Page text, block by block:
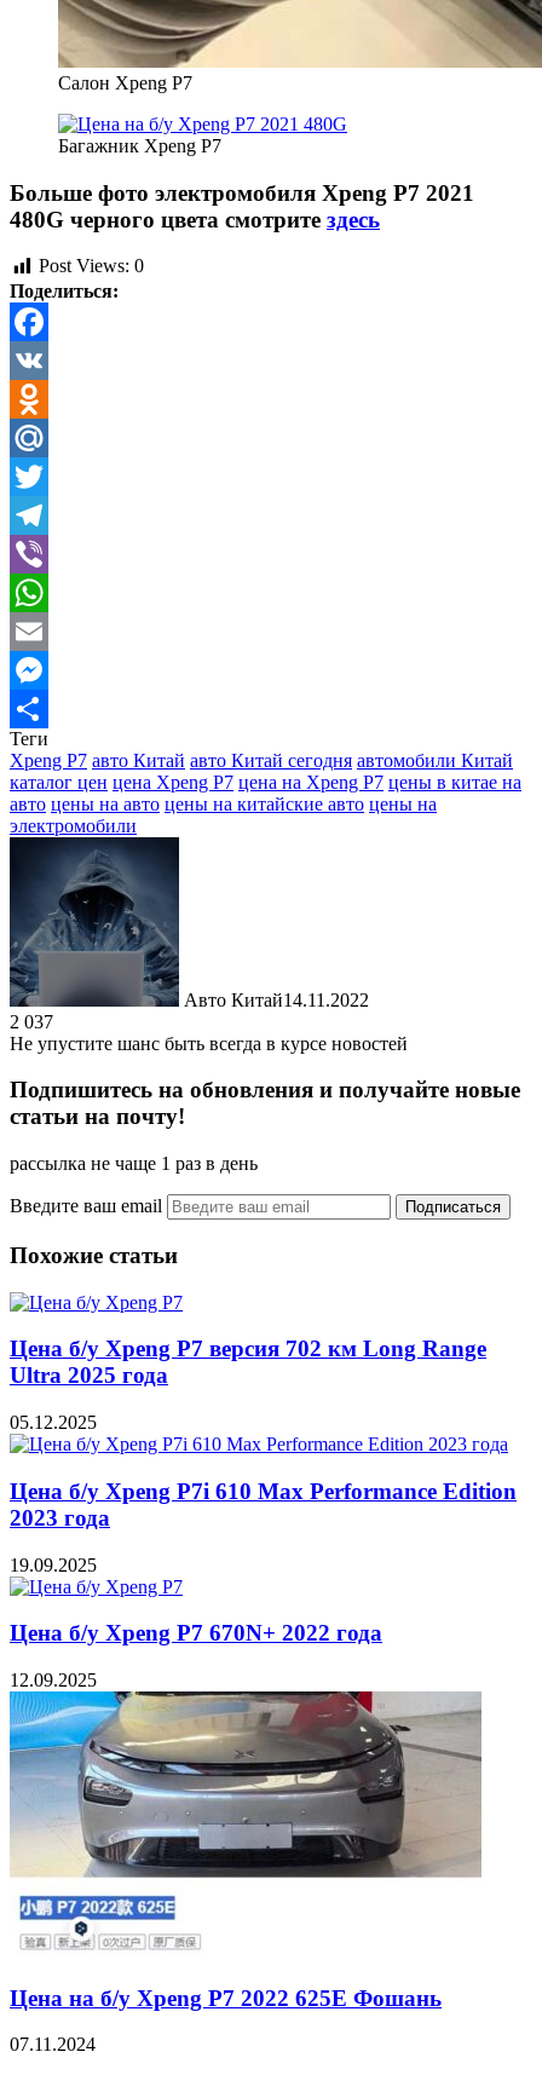
Салон Xpeng P7
Багажник Xpeng P7
Больше фото электромобиля Xpeng P7 2021
480G черного цвета смотрите здесь
Post Views: 0
Поделиться:
Facebook
VK
Odnoklassniki
Mail.Ru
Twitter
Telegram
Viber
WhatsApp
Email
Messenger
Отправить
Теги
Xpeng P7 авто Китай авто Китай сегодня автомобили Китай
каталог цен цена Xpeng P7 цена на Xpeng P7 цены в китае на
авто цены на авто цены на китайские авто цены на
электромобили
Авто Китай14.11.2022
2 037
Не упустите шанс быть всегда в курсе новостей
Подпишитесь на обновления и получайте новые
статьи на почту!
рассылка не чаще 1 раз в день
Введите ваш email
Похожие статьи
Цена б/у Xpeng P7 версия 702 км Long Range
Ultra 2025 года
05.12.2025
Цена б/у Xpeng P7i 610 Max Performance Edition
2023 года
19.09.2025
Цена б/у Xpeng P7 670N+ 2022 года
12.09.2025
Цена на б/у Xpeng P7 2022 625E Фошань
07.11.2024